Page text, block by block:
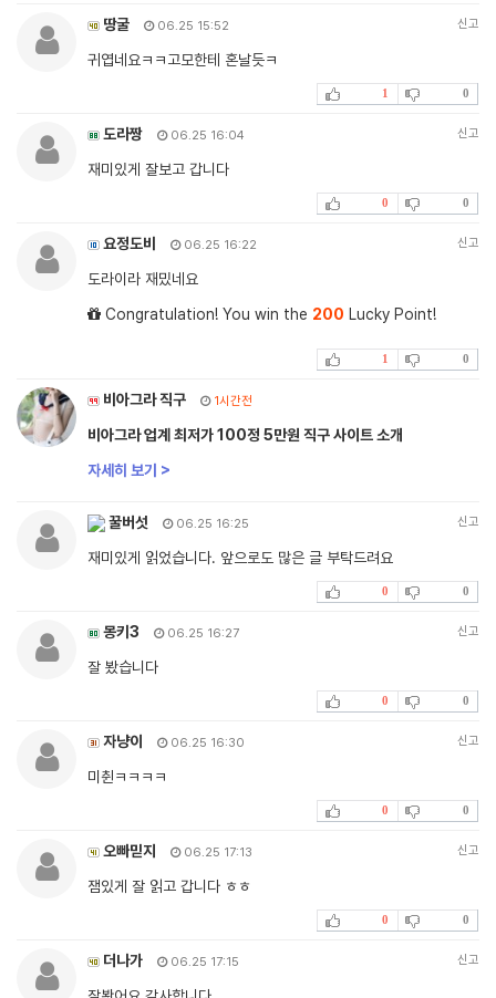
땅굴 06.25 15:52 신고
귀엽네요ㅋㅋ고모한테 혼날듯ㅋ
1 0
도라짱 06.25 16:04 신고
재미있게 잘보고 갑니다
0 0
요정도비 06.25 16:22 신고
도라이라 재밌네요
Congratulation! You win the 200 Lucky Point!
1 0
비아그라 직구 1시간전
비아그라 업계 최저가 100정 5만원 직구 사이트 소개
자세히 보기 >
꿀버섯 06.25 16:25 신고
재미있게 읽었습니다. 앞으로도 많은 글 부탁드려요
0 0
몽키3 06.25 16:27 신고
잘 봤습니다
0 0
자냥이 06.25 16:30 신고
미췬ㅋㅋㅋㅋ
0 0
오빠믿지 06.25 17:13 신고
잼있게 잘 읽고 갑니다 ㅎㅎ
0 0
더나가 06.25 17:15 신고